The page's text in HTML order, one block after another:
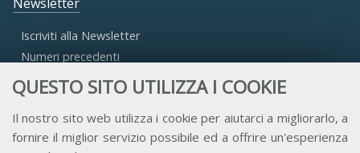
QUESTO SITO UTILIZZA I COOKIE
Il nostro sito web utilizza i cookie per aiutarci a migliorarlo, a
fornire il miglior servizio possibile ed a offrire un'esperienza
Iscriviti alla Newsletter
Numeri precedenti
Accesso Aderenti